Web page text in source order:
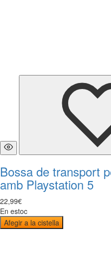
Bossa de transport
amb Playstation 5
22,99€
En estoc
Afegir a la cistella